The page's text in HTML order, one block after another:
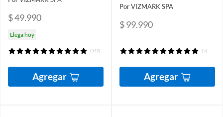
$ 49.990
Llega hoy
(542)
Agregar
Por VIZMARK SPA
$ 99.990
(5)
Agregar